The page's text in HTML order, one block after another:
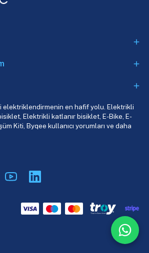
elektriklendirmenin en hafif yolu. Elektrikli
Elektrikli katlanır bisiklet, E-Bike, E-
Kiti, Byqee kullanıcı yorumları ve daha